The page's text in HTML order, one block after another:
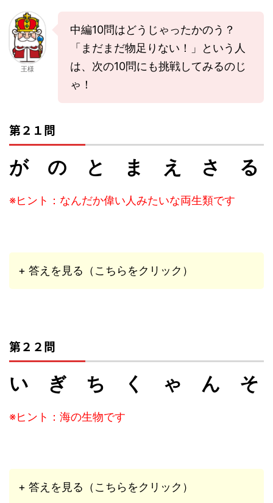
王様
中編10問はどうじゃったかのう？
「まだまだ物足りない！」という人
は、次の10問にも挑戦してみるのじ
ゃ！
第２１問
が の と ま え さ る
※ヒント：なんだか偉い人みたいな両生類です
+ 答えを見る（こちらをクリック）
第２２問
い ぎ ち く ゃ ん そ
※ヒント：海の生物です
+ 答えを見る（こちらをクリック）